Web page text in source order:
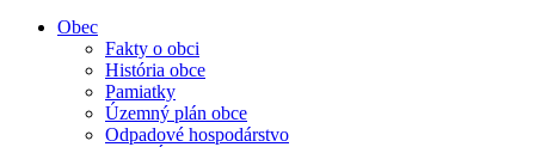
Obec
Fakty o obci
História obce
Pamiatky
Územný plán obce
Odpadové hospodárstvo